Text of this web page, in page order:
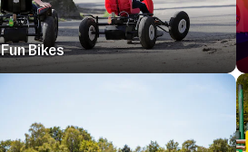
Fun Bikes